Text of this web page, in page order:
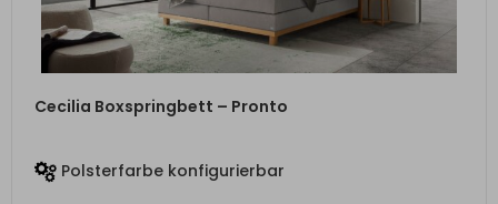
Cecilia Boxspringbett – Pronto
Polsterfarbe konfigurierbar